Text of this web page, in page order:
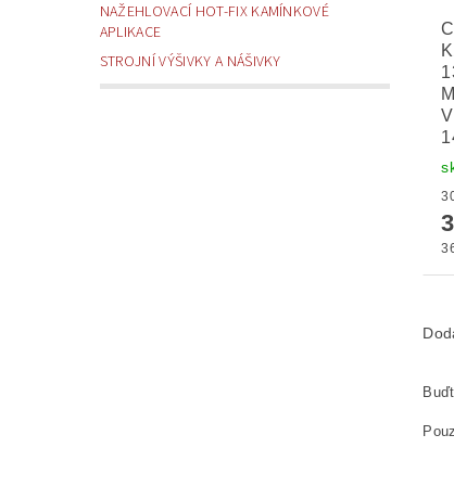
NAŽEHLOVACÍ HOT-FIX KAMÍNKOVÉ
APLIKACE
STROJNÍ VÝŠIVKY A NÁŠIVKY